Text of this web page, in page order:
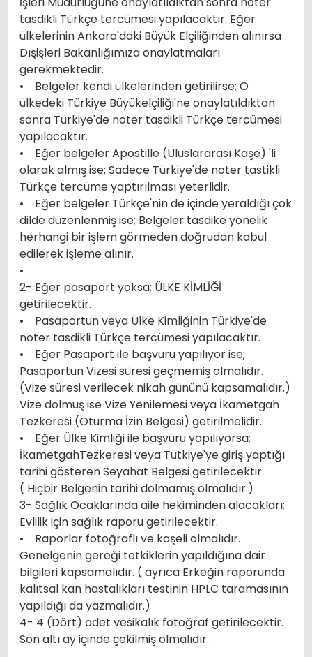
tasdikli Türkçe tercümesi yapılacaktır. Eğer
ülkelerinin Ankara'daki Büyük Elçiliğinden alınırsa
Dışişleri Bakanlığımıza onaylatmaları
gerekmektedir.
• Belgeler kendi ülkelerinden getirilirse; O
ülkedeki Türkiye Büyükelçiliği'ne onaylatıldıktan
sonra Türkiye'de noter tasdikli Türkçe tercümesi
yapılacaktır.
• Eğer belgeler Apostille (Uluslararası Kaşe) 'li
olarak almış ise; Sadece Türkiye'de noter tastikli
Türkçe tercüme yaptırılması yeterlidir.
• Eğer belgeler Türkçe'nin de içinde yeraldığı çok
dilde düzenlenmiş ise; Belgeler tasdike yönelik
herhangi bir işlem görmeden doğrudan kabul
edilerek işleme alınır.
•
2- Eğer pasaport yoksa; ÜLKE KİMLİĞİ
getirilecektir.
• Pasaportun veya Ülke Kimliğinin Türkiye'de
noter tasdikli Türkçe tercümesi yapılacaktır.
• Eğer Pasaport ile başvuru yapılıyor ise;
Pasaportun Vizesi süresi geçmemiş olmalıdır.
(Vize süresi verilecek nikah gününü kapsamalıdır.)
Vize dolmuş ise Vize Yenilemesi veya İkametgah
Tezkeresi (Oturma İzin Belgesi) getirilmelidir.
• Eğer Ülke Kimliği ile başvuru yapılıyorsa;
İkametgahTezkeresi veya Tütkiye'ye giriş yaptığı
tarihi gösteren Seyahat Belgesi getirilecektir.
( Hiçbir Belgenin tarihi dolmamış olmalıdır.)
3- Sağlık Ocaklarında aile hekiminden alacakları;
Evlilik için sağlık raporu getirilecektir.
• Raporlar fotoğraflı ve kaşeli olmalıdır.
Genelgenin gereği tetkiklerin yapıldığına dair
bilgileri kapsamalıdır. ( ayrıca Erkeğin raporunda
kalıtsal kan hastalıkları testinin HPLC taramasının
yapıldığı da yazmalıdır.)
4- 4 (Dört) adet vesikalık fotoğraf getirilecektir.
Son altı ay içinde çekilmiş olmalıdır.